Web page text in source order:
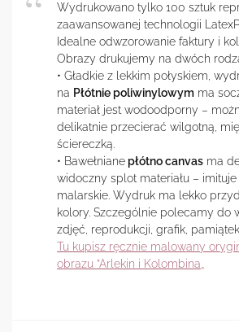
Wydrukowano tylko 100 sztuk
zaawansowanej technologii
Idealne odwzorowanie faktury i
Obrazy drukujemy na dwóch
• Gładkie z lekkim połyskiem,
na Płótnie poliwinylowym ma
materiał jest wodoodporny –
delikatnie przecierać wilgotną,
ściereczką.
• Bawełniane płótno canvas ma
widoczny splot materiału – imituje
malarskie. Wydruk ma lekko
kolory. Szczególnie polecamy do
zdjęć, reprodukcji, grafik,
Tu kupisz ręcznie malowany
obrazu ”Arlekin i Kolombina„